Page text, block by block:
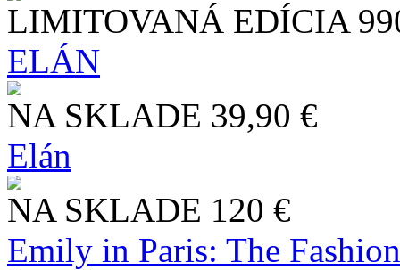
LIMITOVANÁ EDÍCIA
ELÁN
NA SKLADE 39,90 €
Elán
NA SKLADE 120 €
Emily in Paris: The